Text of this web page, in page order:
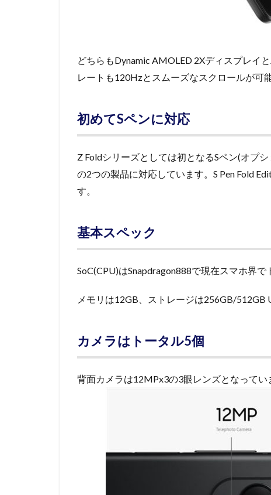
どちらもDynamic AMOLED 2Xディスプレイ
レートも120Hzとスムーズなスクロールが可
初めてSペンに対応
Z Foldシリーズとしては初となるSペン(オプシ
の2つの製品に対応しています。S Pen Fold
す。
基本スペック
SoC(CPU)はSnapdragon888で現在スマホ界で
メモリは12GB、ストレージは256GB/512GB
カメラはトータル5個
背面カメラは12MPx3の3眼レンズとなってい